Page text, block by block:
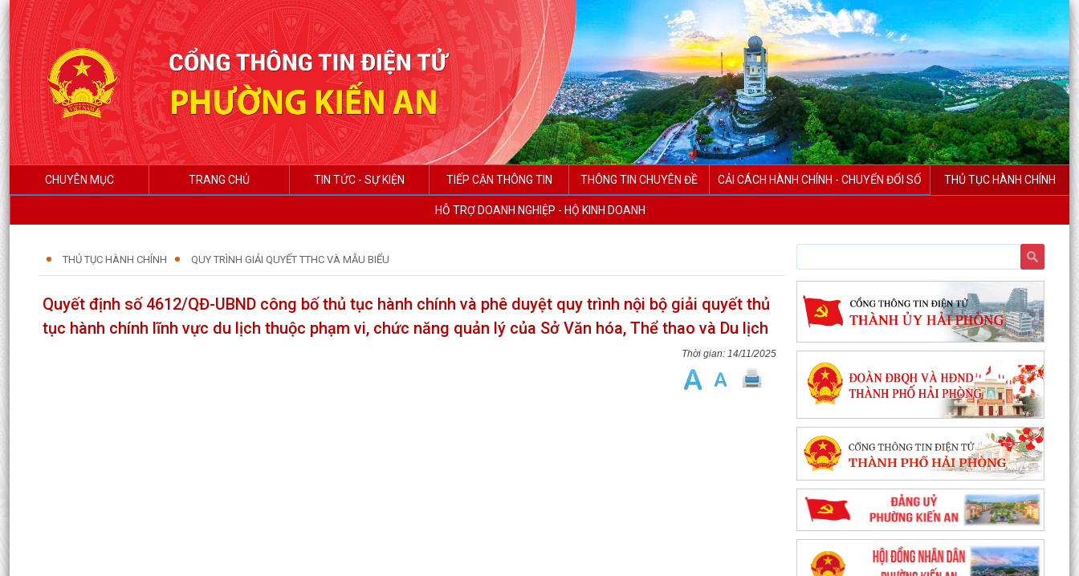
CHUYÊN MỤC TRANG CHỦ TIN TỨC - SỰ KIỆN TIẾP CẬN THÔNG TIN THÔNG TIN CHUYÊN ĐỀ CẢI CÁCH HÀNH CHÍNH - CHUYỂN ĐỔI SỐ THỦ TỤC HÀNH CHÍNH
HỖ TRỢ DOANH NGHIỆP - HỘ KINH DOANH
THỦ TỤC HÀNH CHÍNH QUY TRÌNH GIẢI QUYẾT TTHC VÀ MẪU BIỂU
Quyết định số 4612/QĐ-UBND công bố thủ tục hành chính và phê duyệt quy trình nội bộ giải quyết thủ
tục hành chính lĩnh vực du lịch thuộc phạm vi, chức năng quản lý của Sở Văn hóa, Thể thao và Du lịch
14/11/2025